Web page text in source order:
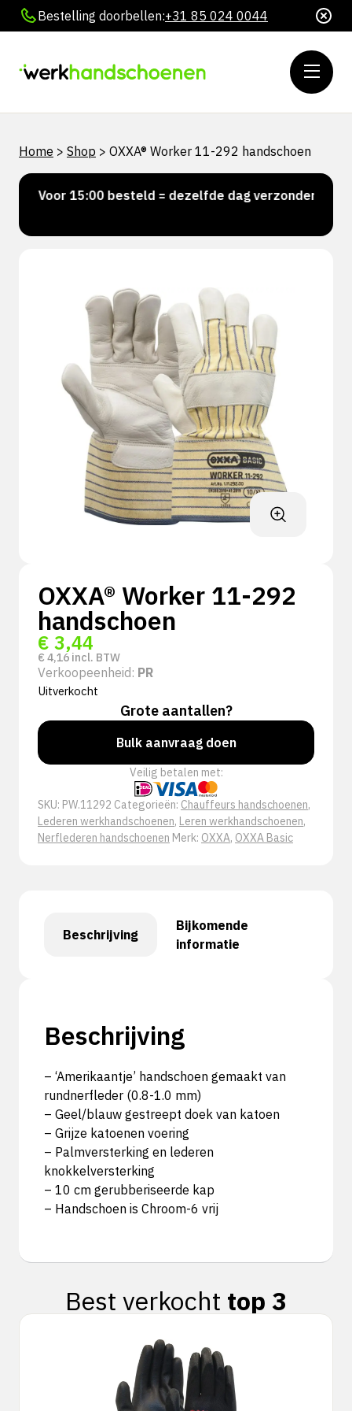
Bestelling doorbellen:+31 85 024 0044
Home > Shop > OXXA® Worker 11-292 handschoen
Voor 15:00 besteld = dezelfde dag verzonden
OXXA® Worker 11-292
handschoen
€ 3,44
€ 4,16 incl. BTW
Verkoopeenheid: PR
Uitverkocht
Grote aantallen?
Bulk aanvraag doen
Veilig betalen met:
SKU: PW.11292 Categorieën: Chauffeurs handschoenen,
Lederen werkhandschoenen, Leren werkhandschoenen,
Nerflederen handschoenen Merk: OXXA, OXXA Basic
Beschrijving
Bijkomende
informatie
Beschrijving
– ‘Amerikaantje’ handschoen gemaakt van
rundnerfleder (0.8-1.0 mm)
– Geel/blauw gestreept doek van katoen
– Grijze katoenen voering
– Palmversterking en lederen
knokkelversterking
– 10 cm gerubberiseerde kap
– Handschoen is Chroom-6 vrij
Best verkocht top 3